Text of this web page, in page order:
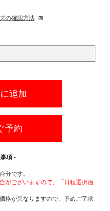
の確認方法
追加
予約
項 -
分です。
がございますので、「日程選択画
格が異なりますので、予めご了承